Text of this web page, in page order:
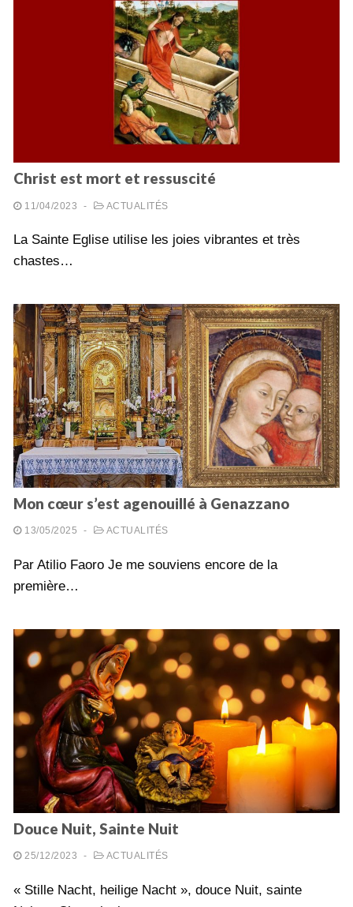
Christ est mort et ressuscité
11/04/2023 - ACTUALITÉS
La Sainte Eglise utilise les joies vibrantes et très
chastes…
Mon cœur s’est agenouillé à Genazzano
13/05/2025 - ACTUALITÉS
Par Atilio Faoro Je me souviens encore de la
première…
Douce Nuit, Sainte Nuit
25/12/2023 - ACTUALITÉS
« Stille Nacht, heilige Nacht », douce Nuit, sainte